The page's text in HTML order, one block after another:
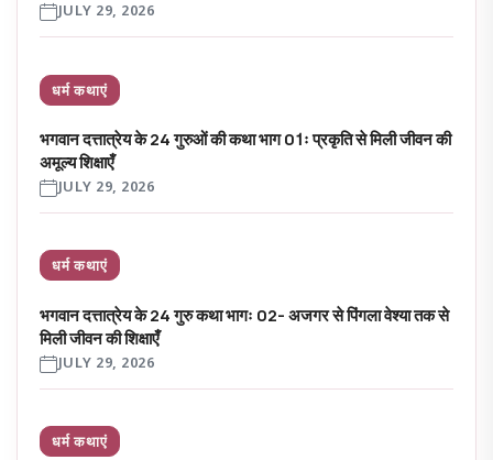
JULY 29, 2026
धर्म कथाएं
भगवान दत्तात्रेय के 24 गुरुओं की कथा भाग 01ः प्रकृति से मिली जीवन की
अमूल्य शिक्षाएँ
JULY 29, 2026
धर्म कथाएं
भगवान दत्तात्रेय के 24 गुरु कथा भागः 02- अजगर से पिंगला वेश्या तक से
मिली जीवन की शिक्षाएँ
JULY 29, 2026
धर्म कथाएं